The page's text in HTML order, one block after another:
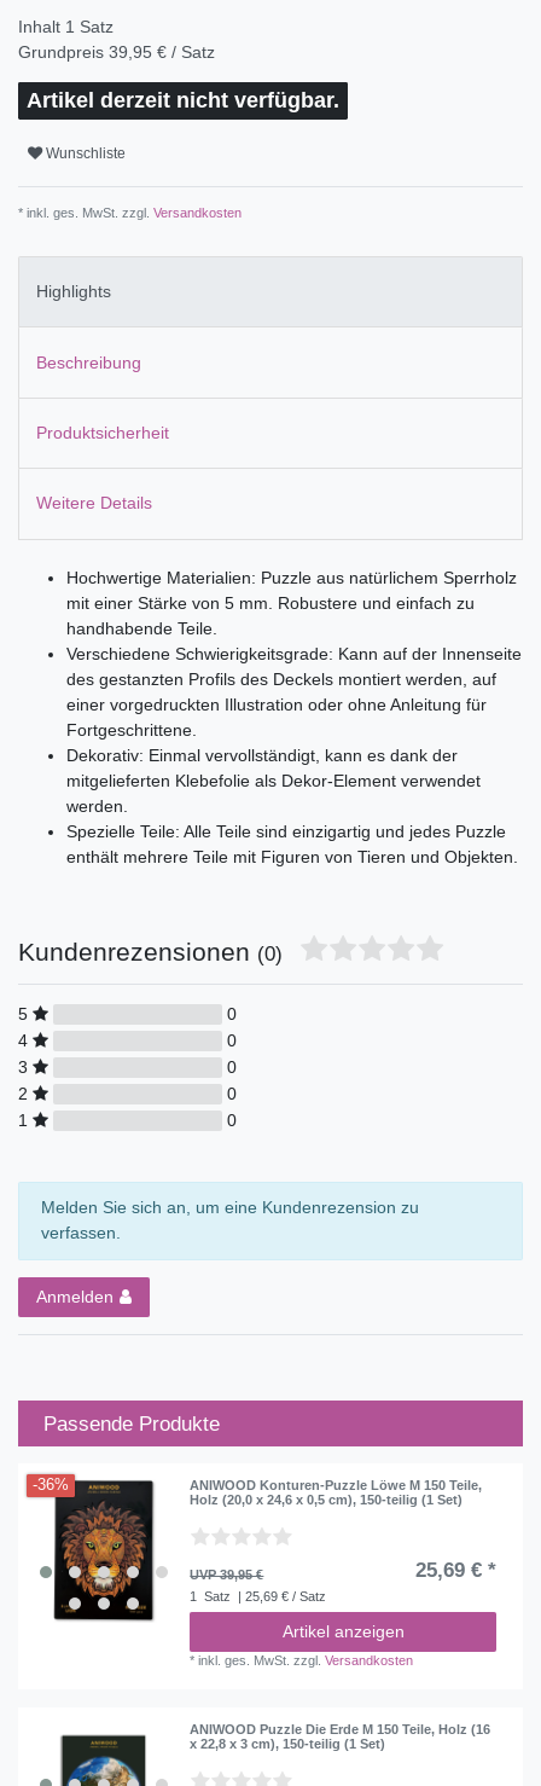
Inhalt 1 Satz
Grundpreis 39,95 € / Satz
Artikel derzeit nicht verfügbar.
Wunschliste
* inkl. ges. MwSt. zzgl. Versandkosten
Highlights
Beschreibung
Produktsicherheit
Weitere Details
Hochwertige Materialien: Puzzle aus natürlichem Sperrholz
mit einer Stärke von 5 mm. Robustere und einfach zu
handhabende Teile.
Verschiedene Schwierigkeitsgrade: Kann auf der Innenseite
des gestanzten Profils des Deckels montiert werden, auf
einer vorgedruckten Illustration oder ohne Anleitung für
Fortgeschrittene.
Dekorativ: Einmal vervollständigt, kann es dank der
mitgelieferten Klebefolie als Dekor-Element verwendet
werden.
Spezielle Teile: Alle Teile sind einzigartig und jedes Puzzle
enthält mehrere Teile mit Figuren von Tieren und Objekten.
Kundenrezensionen (0)
5
0
4
0
3
0
2
0
1
0
Melden Sie sich an, um eine Kundenrezension zu
verfassen.
Anmelden
Passende Produkte
-36%
ANIWOOD Konturen-Puzzle Löwe M 150 Teile,
Holz (20,0 x 24,6 x 0,5 cm), 150-teilig (1 Set)
UVP 39,95 € 25,69 € *
1 Satz | 25,69 € / Satz
Artikel anzeigen
*inkl. ges. MwSt. zzgl.Versandkosten
ANIWOOD Puzzle Die Erde M 150 Teile, Holz (16
x 22,8 x 3 cm), 150-teilig (1 Set)